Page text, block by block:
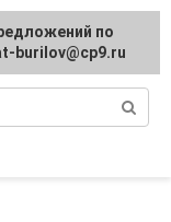
по
burilov@cp9.ru